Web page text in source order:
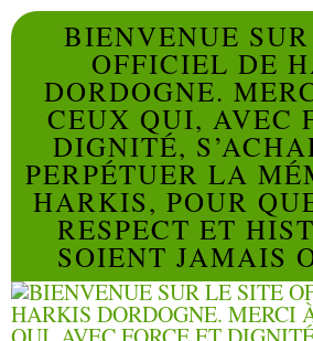
BIENVENUE
OFFICIEL DE
DORDOGNE.
CEUX QUI, AVEC
DIGNITÉ,
PERPÉTUER LA
HARKIS, POUR
RESPECT ET
SOIENT JAMAIS